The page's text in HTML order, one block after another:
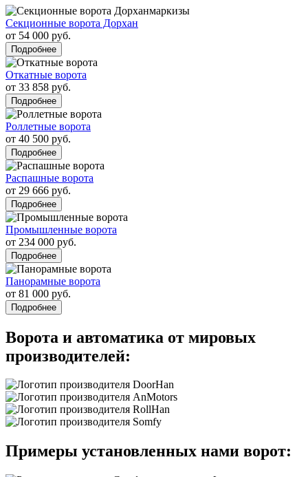
Секционные ворота Дорхан
от 54 000 руб.
Подробнее
Откатные ворота
от 33 858 руб.
Подробнее
Роллетные ворота
от 40 500 руб.
Подробнее
Распашные ворота
от 29 666 руб.
Подробнее
Промышленные ворота
от 234 000 руб.
Подробнее
Панорамные ворота
от 81 000 руб.
Подробнее
Ворота и автоматика от мировых
производителей:
Примеры установленных нами ворот: